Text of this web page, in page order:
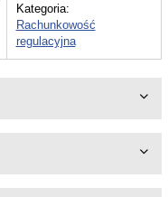
Kategoria:
Rachunkowość
regulacyjna